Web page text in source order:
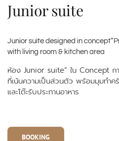
Junior suite
Junior suite designed in
with living room & kitchen area
ห้องJunior suite” ในConcept ก
ที่เน้นความเป็นส่วนตัว พร้อมมุมทำค
และโต๊ะรับประทานอาหาร
BOOKING